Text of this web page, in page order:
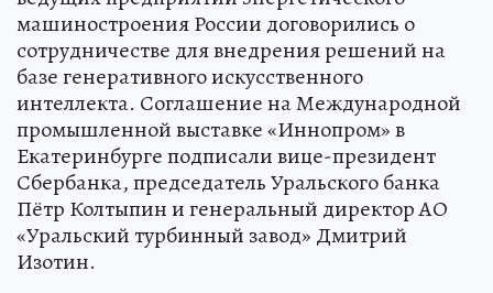
машиностроения России договорились о
сотрудничестве для внедрения решений на
базе генеративного искусственного
интеллекта. Соглашение на Международной
промышленной выставке «Иннопром» в
Екатеринбурге подписали вице-президент
Сбербанка, председатель Уральского банка
Пётр Колтыпин и генеральный директор АО
«Уральский турбинный завод» Дмитрий
Изотин.